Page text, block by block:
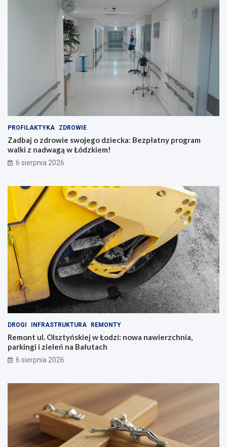
PROFILAKTYKA ZDROWIE
Zadbaj o zdrowie swojego dziecka: Bezpłatny program
walki z nadwagą w Łódzkiem!
6 sierpnia 2026
DROGI INFRASTRUKTURA REMONTY
Remont ul. Olsztyńskiej w Łodzi: nowa nawierzchnia,
parkingi i zieleń na Bałutach
6 sierpnia 2026